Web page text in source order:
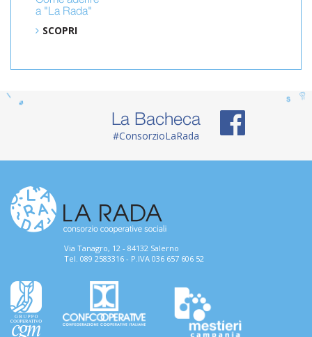
a "La Rada"
SCOPRI
La Bacheca
#ConsorzioLaRada
Via Tanagro, 12 - 84132 Salerno
Tel. 089 2583316 - P.IVA 036 657 606 52